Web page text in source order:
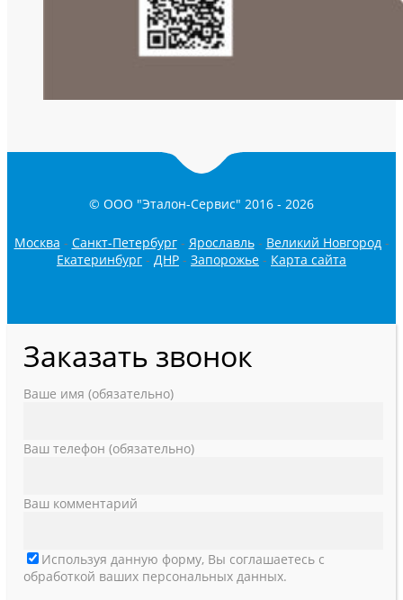
© ООО "Эталон-Сервис" 2016 - 2026
Москва - Санкт-Петербург- Ярославль- Великий Новгород-
Екатеринбург - ДНР - Запорожье - Карта сайта
Заказать звонок
Ваше имя (обязательно)
Ваш телефон (обязательно)
Ваш комментарий
Используя данную форму, Вы соглашаетесь с
обработкой ваших персональных данных.